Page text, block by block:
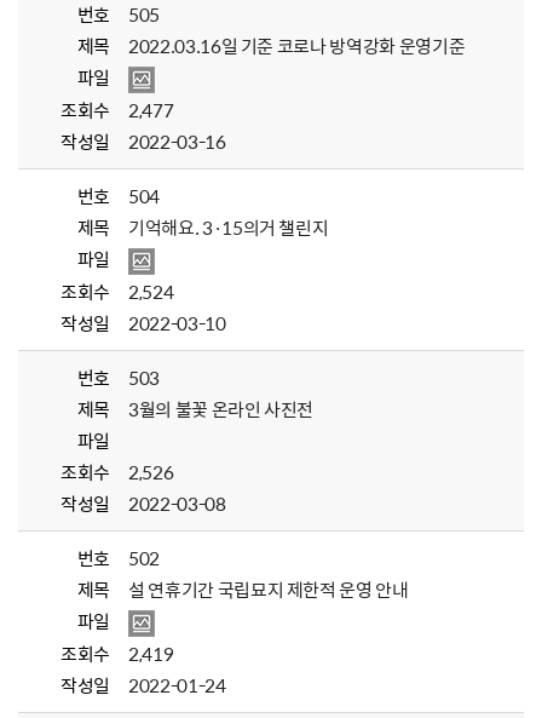
번호
505
제목
2022.03.16일 기준 코로나 방역강화 운영기준
파일
조회수
2,477
작성일
2022-03-16
번호
504
제목
기억해요. 3·15의거 챌린지
파일
조회수
2,524
작성일
2022-03-10
번호
503
제목
3월의 불꽃 온라인 사진전
파일
조회수
2,526
작성일
2022-03-08
번호
502
제목
설 연휴기간 국립묘지 제한적 운영 안내
파일
조회수
2,419
작성일
2022-01-24